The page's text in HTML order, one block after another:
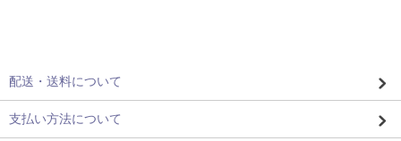
配送・送料について
支払い方法について